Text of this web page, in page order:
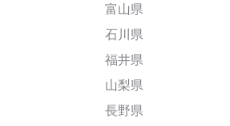
富山県
石川県
福井県
山梨県
長野県